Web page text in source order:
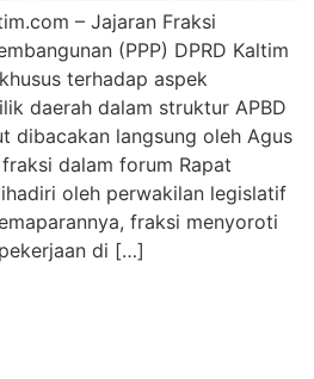
– Jajaran Fraksi
(PPP) DPRD Kaltim
terhadap aspek
daerah dalam struktur APBD
dibacakan langsung oleh Agus
dalam forum Rapat
oleh perwakilan legislatif
fraksi menyoroti
di […]